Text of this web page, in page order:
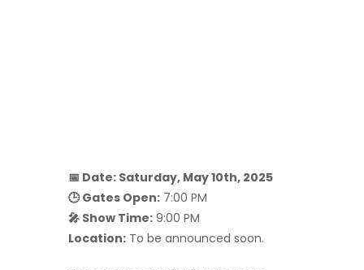
📅 Date: Saturday, May 10th, 2025
🕒 Gates Open: 7:00 PM
🎤 Show Time: 9:00 PM
Location: To be announced soon.